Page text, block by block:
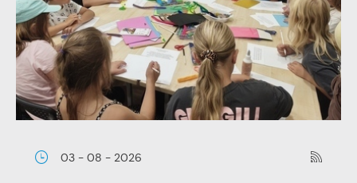
03 - 08 - 2026